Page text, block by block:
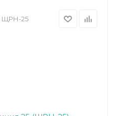
ЩРН-25